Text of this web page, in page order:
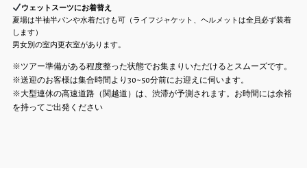
ウェットスーツにお着替え
夏場は半袖半パンや水着だけも可（ライフジャケット、ヘルメットは全員必ず装着
します）
男女別の室内更衣室があります。
※ツアー準備がある程度整った状態でお集まりいただけるとスムーズです。
※送迎のお客様は集合時間より30~50分前にお迎えに伺います。
※大型連休の高速道路（関越道）は、渋滞が予測されます。お時間には余裕
を持ってご出発ください